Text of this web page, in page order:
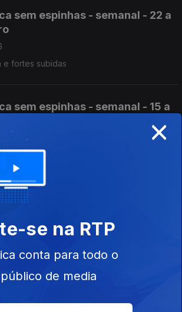
sem espinhas - semanal - 22 a
e fortes subidas
sem espinhas - semanal - 15 a
Muita Música Nova
sem espinhas - semanal - 8 a
×
se na RTP
conta para todo o
de media